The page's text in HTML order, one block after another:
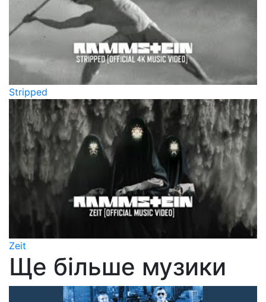
Stripped
Zeit
Ще більше музики